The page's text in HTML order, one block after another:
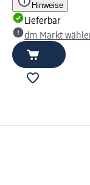
Hinweise
Lieferbar
dm Markt